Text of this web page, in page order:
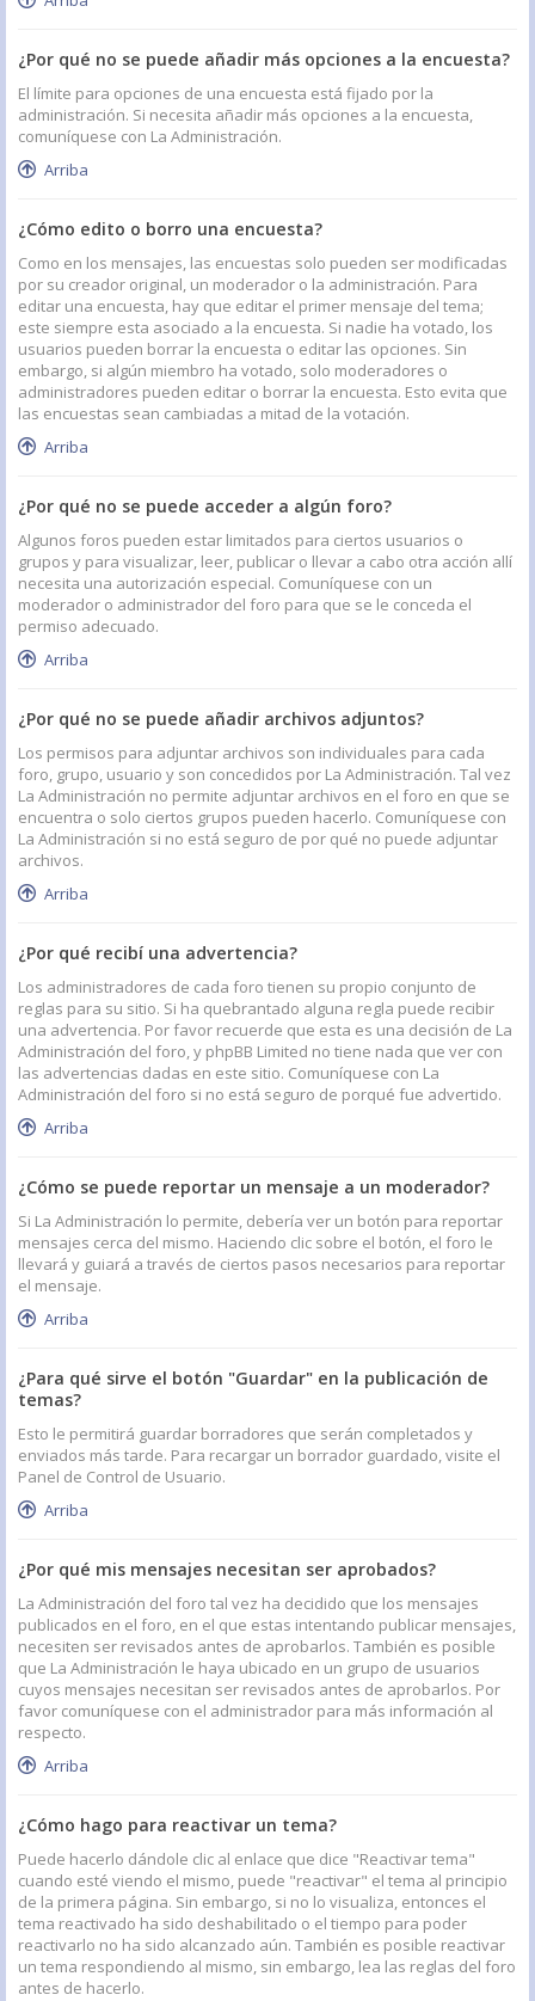
¿Por qué no se puede añadir más opciones a la encuesta?
El límite para opciones de una encuesta está fijado por la
administración. Si necesita añadir más opciones a la encuesta,
comuníquese con La Administración.
Arriba
¿Cómo edito o borro una encuesta?
Como en los mensajes, las encuestas solo pueden ser modificadas
por su creador original, un moderador o la administración. Para
editar una encuesta, hay que editar el primer mensaje del tema;
este siempre esta asociado a la encuesta. Si nadie ha votado, los
usuarios pueden borrar la encuesta o editar las opciones. Sin
embargo, si algún miembro ha votado, solo moderadores o
administradores pueden editar o borrar la encuesta. Esto evita que
las encuestas sean cambiadas a mitad de la votación.
Arriba
¿Por qué no se puede acceder a algún foro?
Algunos foros pueden estar limitados para ciertos usuarios o
grupos y para visualizar, leer, publicar o llevar a cabo otra acción allí
necesita una autorización especial. Comuníquese con un
moderador o administrador del foro para que se le conceda el
permiso adecuado.
Arriba
¿Por qué no se puede añadir archivos adjuntos?
Los permisos para adjuntar archivos son individuales para cada
foro, grupo, usuario y son concedidos por La Administración. Tal vez
La Administración no permite adjuntar archivos en el foro en que se
encuentra o solo ciertos grupos pueden hacerlo. Comuníquese con
La Administración si no está seguro de por qué no puede adjuntar
archivos.
Arriba
¿Por qué recibí una advertencia?
Los administradores de cada foro tienen su propio conjunto de
reglas para su sitio. Si ha quebrantado alguna regla puede recibir
una advertencia. Por favor recuerde que esta es una decisión de La
Administración del foro, y phpBB Limited no tiene nada que ver con
las advertencias dadas en este sitio. Comuníquese con La
Administración del foro si no está seguro de porqué fue advertido.
Arriba
¿Cómo se puede reportar un mensaje a un moderador?
Si La Administración lo permite, debería ver un botón para reportar
mensajes cerca del mismo. Haciendo clic sobre el botón, el foro le
llevará y guiará a través de ciertos pasos necesarios para reportar
el mensaje.
Arriba
¿Para qué sirve el botón "Guardar" en la publicación de
temas?
Esto le permitirá guardar borradores que serán completados y
enviados más tarde. Para recargar un borrador guardado, visite el
Panel de Control de Usuario.
Arriba
¿Por qué mis mensajes necesitan ser aprobados?
La Administración del foro tal vez ha decidido que los mensajes
publicados en el foro, en el que estas intentando publicar mensajes,
necesiten ser revisados antes de aprobarlos. También es posible
que La Administración le haya ubicado en un grupo de usuarios
cuyos mensajes necesitan ser revisados antes de aprobarlos. Por
favor comuníquese con el administrador para más información al
respecto.
Arriba
¿Cómo hago para reactivar un tema?
Puede hacerlo dándole clic al enlace que dice "Reactivar tema"
cuando esté viendo el mismo, puede "reactivar" el tema al principio
de la primera página. Sin embargo, si no lo visualiza, entonces el
tema reactivado ha sido deshabilitado o el tiempo para poder
reactivarlo no ha sido alcanzado aún. También es posible reactivar
un tema respondiendo al mismo, sin embargo, lea las reglas del foro
antes de hacerlo.